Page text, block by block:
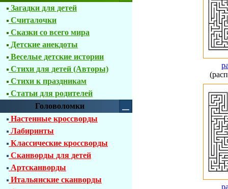
Загадки для детей
Считалочки
Сказки со всего мира
Детские анекдоты
Веселые детские истории
Стихи для детей (Авторы)
Стихи к праздникам
Статьи для родителей
Головоломки
Настенные кроссворды
Лабиринты
Классические кроссворды
Сканворды для детей
Артсканворды
Итальянские сканворды